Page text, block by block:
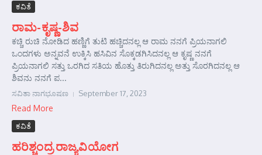
ಕವಿತೆ
ರಾಮ-ಕೃಷ್ಣ-ಶಿವ
ಕಚ್ಚಿ ರುಚಿ ನೋಡಿದ ಹಣ್ಣಿಗೆ ತುಟಿ ಹಚ್ಚಿದನಲ್ಲ ಆ ರಾಮ ನನಗೆ ಪ್ರಿಯನಾಗಲಿ
ಒಂದಗಳು ಅನ್ನವನೆ ಉಕ್ಕಿಸಿ ಹಸಿವಿನ ಸೊಕ್ಕಡಗಿಸಿದನಲ್ಲ ಆ ಕೃಷ್ಣ ನನಗೆ
ಪ್ರಿಯನಾಗಲಿ ಸತ್ತು ಒರಗಿದ ಸತಿಯ ಹೊತ್ತು ತಿರುಗಿದನಲ್ಲ ಅತ್ತು ಸೊರಗಿದನಲ್ಲ ಆ
ಶಿವನು ನನಗೆ ಪ...
ಸವಿತಾ ನಾಗಭೂಷಣ September 17, 2023
Read More
ಕವಿತೆ
ಹರಿಶ್ಚಂದ್ರ ರಾಜ್ಯವಿಯೋಗ